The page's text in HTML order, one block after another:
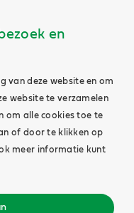
en
van deze website en om
website te verzamelen
om alle cookies toe te
of door te klikken op
meer informatie kunt